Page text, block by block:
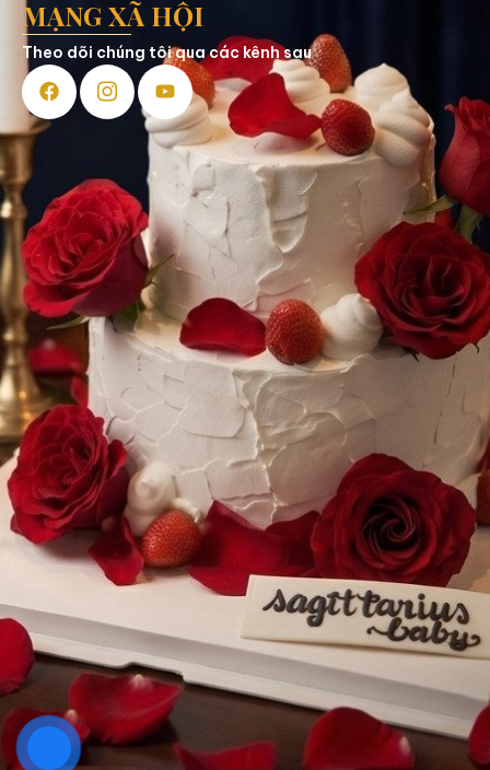
MẠNG XÃ HỘI
Theo dõi chúng tôi qua các kênh sau